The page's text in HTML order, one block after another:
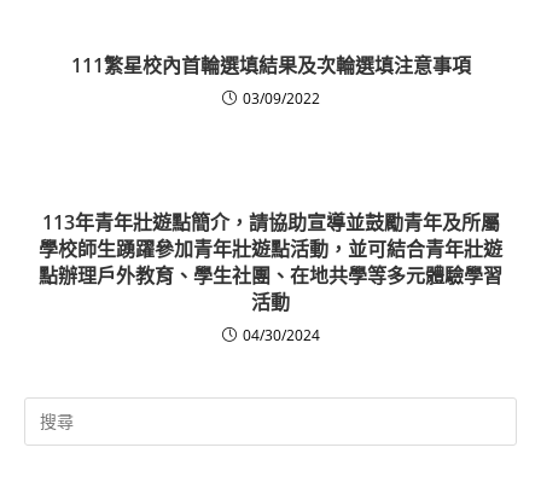
111繁星校內首輪選填結果及次輪選填注意事項
03/09/2022
113年青年壯遊點簡介，請協助宣導並鼓勵青年及所屬
學校師生踴躍參加青年壯遊點活動，並可結合青年壯遊
點辦理戶外教育、學生社團、在地共學等多元體驗學習
活動
04/30/2024
Search
for: